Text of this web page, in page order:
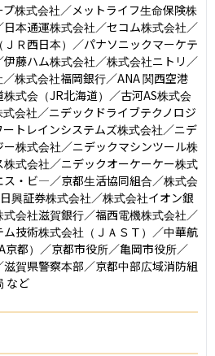
株式会社／メットライフ生命保険株
本通運株式会社／セコム株式会社／
Ｒ西日本）／パナソニックマーケテ
藤ハム株式会社／株式会社ニトリ／
株式会社福岡銀行／ANA 関西空港
式会（JR北海道）／古河AS株式会
会社／ニデックドライブテクノロジ
トレインシステムズ株式会社／ニデ
株式会社／ニデックマシンツール株
式会社／ニデックオーケーケー株式
ス・ビ―／京都生活協同組合／株式会
興証券株式会社／株式会社イオン銀
会社滋賀銀行／福西電機株式会社／
技術株式会社（ＪＡＳＴ）／中華航
京都）／京都市役所／亀岡市役所／
賀県警察本部／京都中部広域消防組
など